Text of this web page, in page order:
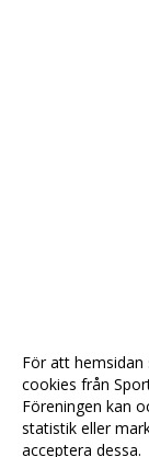
För att hemsidan
cookies från
Föreningen kan
statistik eller
acceptera dessa.